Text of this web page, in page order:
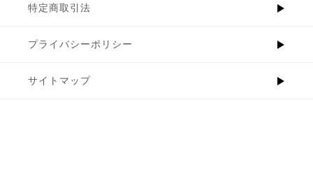
特定商取引法
プライバシーポリシー
サイトマップ